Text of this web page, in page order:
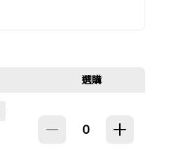
選購